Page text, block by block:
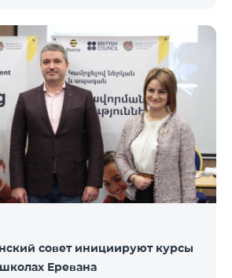
содействии Beeline.
с целью дать оценку
в сфере общественных
одновременно озвучить
проблемы, достижения и
PR-ассоциация в течение года
происходящих в этой
на основе
совет инициируют курсы
Еревана